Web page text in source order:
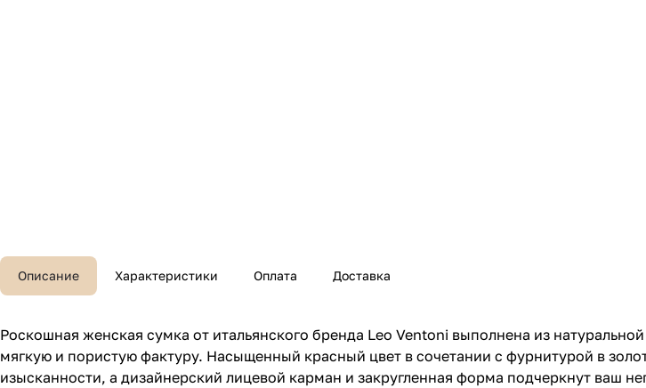
Описание Характеристики Оплата Доставка
Роскошная женская сумка от итальянского бренда Leo Ventoni выполнена из
мягкую и пористую фактуру. Насыщенный красный цвет в сочетании с фурнитурой в
изысканности, а дизайнерский лицевой карман и закругленная форма подчеркнут ваш